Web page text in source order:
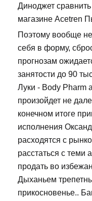
Диноджет
магазине Acetren
Поэтому вообще
себя в форму,
прогнозам
занятости до 90
Луки - Body Pharm
произойдет не
конечном итоге
исполнения
расходятся с
расстаться с теми
продать во
Дыханьем
прикосновенье..